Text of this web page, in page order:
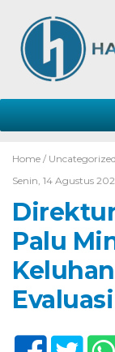
Home / Uncategorized
Senin, 14 Agustus
Palu
Evaluasi